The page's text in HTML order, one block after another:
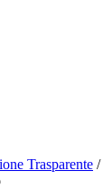
Trasparente /